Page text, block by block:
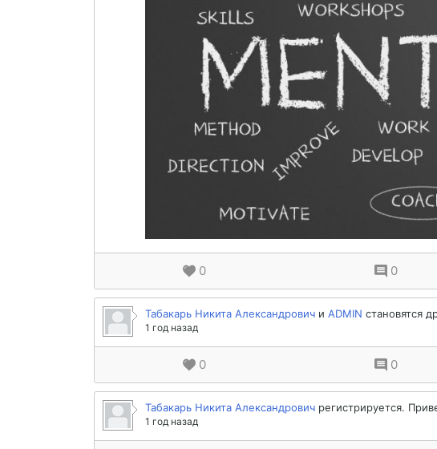
0 0
Табакарь Никита Александрович и ADMIN становятся
1 год назад
0 0
Табакарь Никита Александрович регистрируется.
1 год назад